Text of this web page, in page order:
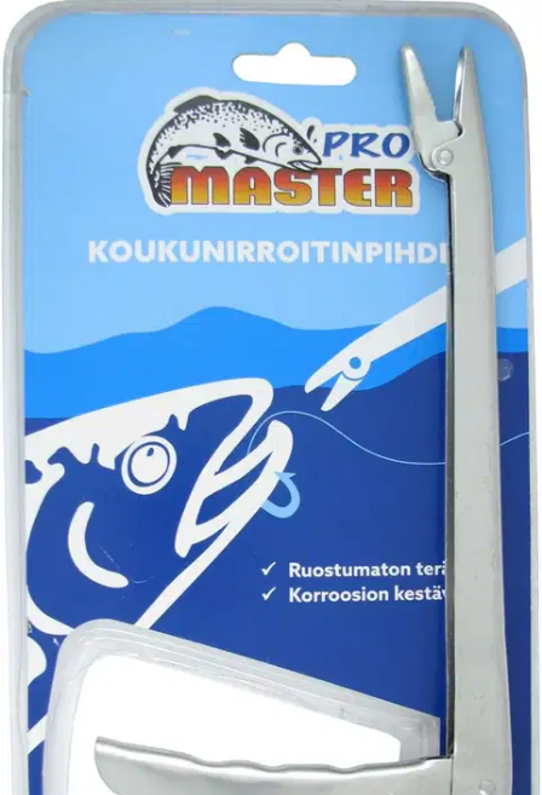
Ilmainen toimitus yli 100 €:n tilauksille
Postin pakettiautomaattiin tai
palvelupisteeseen!
Etu ei koske Suuri‑lisäpalvelulla toimitettavia tuotteita.
Tarkista myymäläsaatavuus
Tuotekuvaus
Ruostumattomasta teräksestä valmistetut pihdit. Koukku irtoaa
syvältäkin kalan kidasta.
Ominaisuudet
Oletko tyytyväinen tuotetietoihin?